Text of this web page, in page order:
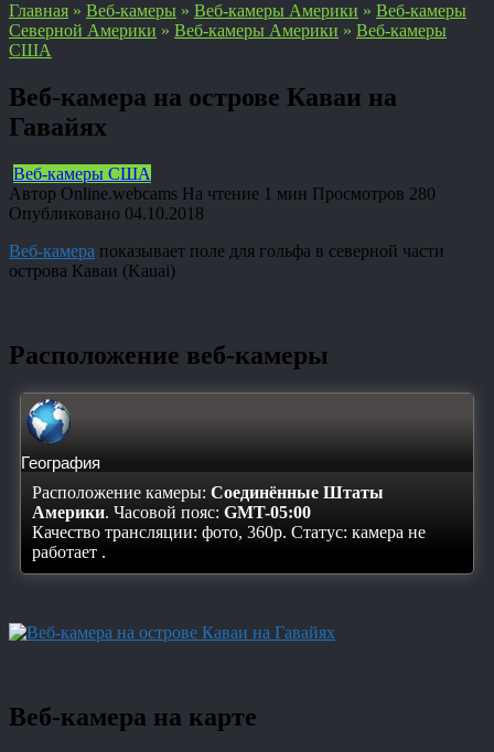
Главная » Веб-камеры » Веб-камеры Америки » Веб-камеры
Северной Америки » Веб-камеры Америки » Веб-камеры
США
Веб-камера на острове Каваи на
Гавайях
Веб-камеры США
Автор Online.webcams На чтение 1 мин Просмотров 280
Опубликовано 04.10.2018
Веб-камера показывает поле для гольфа в северной части
острова Каваи (Kauai)
Расположение веб-камеры
География
Расположение камеры: Соединённые Штаты
Америки. Часовой пояс: GMT-05:00
Качество трансляции: фото, 360p. Статус: камера не
работает .
Веб-камера на карте